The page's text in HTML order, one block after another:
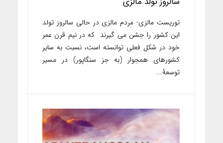
توریست مالزی- مردم مالزی در حالی سالروز تولد
این کشور را جشن می گیرند که در نیم قرن عمر
خود در شکل فعلی توانسته است، نسبت به سایر
کشورهای همجوار (به جز سنگاپور) در مسیر
توسعۀ...